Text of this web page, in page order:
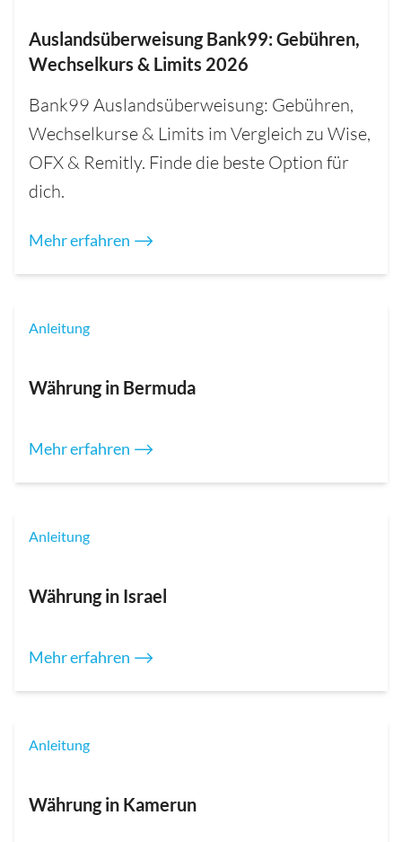
Auslandsüberweisung Bank99: Gebühren,
Wechselkurs & Limits 2026
Bank99 Auslandsüberweisung: Gebühren,
Wechselkurse & Limits im Vergleich zu Wise,
OFX & Remitly. Finde die beste Option für
dich.
Mehr erfahren ⟶
Anleitung
Währung in Bermuda
Mehr erfahren ⟶
Anleitung
Währung in Israel
Mehr erfahren ⟶
Anleitung
Währung in Kamerun